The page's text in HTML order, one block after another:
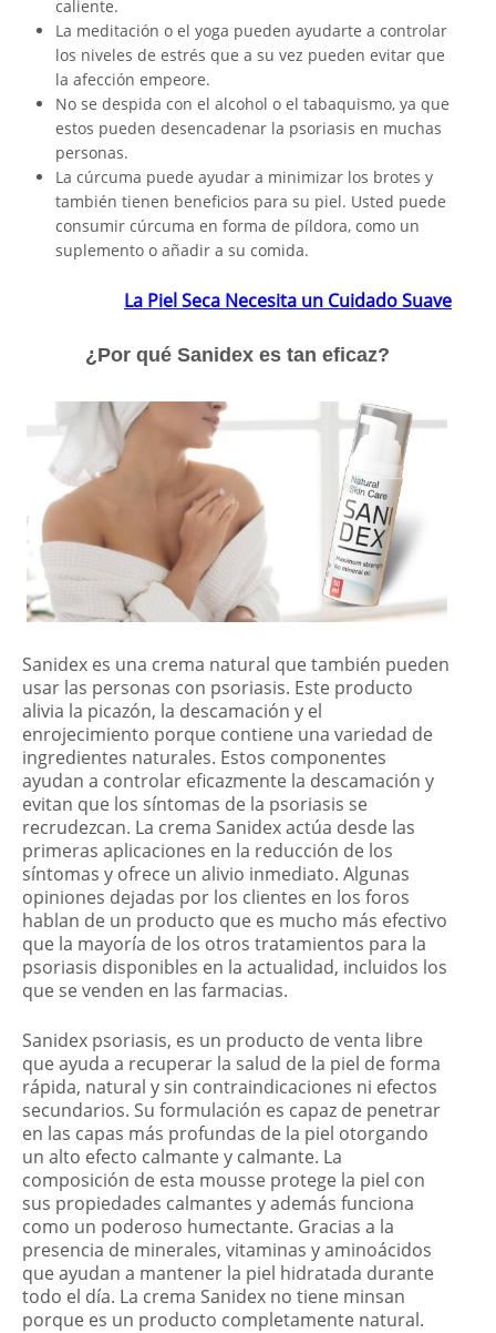
caliente.
La meditación o el yoga pueden ayudarte a controlar
los niveles de estrés que a su vez pueden evitar que
la afección empeore.
No se despida con el alcohol o el tabaquismo, ya que
estos pueden desencadenar la psoriasis en muchas
personas.
La cúrcuma puede ayudar a minimizar los brotes y
también tienen beneficios para su piel. Usted puede
consumir cúrcuma en forma de píldora, como un
suplemento o añadir a su comida.
La Piel Seca Necesita un Cuidado Suave
¿Por qué Sanidex es tan eficaz?
Sanidex es una crema natural que también pueden
usar las personas con psoriasis. Este producto
alivia la picazón, la descamación y el
enrojecimiento porque contiene una variedad de
ingredientes naturales. Estos componentes
ayudan a controlar eficazmente la descamación y
evitan que los síntomas de la psoriasis se
recrudezcan. La crema Sanidex actúa desde las
primeras aplicaciones en la reducción de los
síntomas y ofrece un alivio inmediato. Algunas
opiniones dejadas por los clientes en los foros
hablan de un producto que es mucho más efectivo
que la mayoría de los otros tratamientos para la
psoriasis disponibles en la actualidad, incluidos los
que se venden en las farmacias.
Sanidex psoriasis, es un producto de venta libre
que ayuda a recuperar la salud de la piel de forma
rápida, natural y sin contraindicaciones ni efectos
secundarios. Su formulación es capaz de penetrar
en las capas más profundas de la piel otorgando
un alto efecto calmante y calmante. La
composición de esta mousse protege la piel con
sus propiedades calmantes y además funciona
como un poderoso humectante. Gracias a la
presencia de minerales, vitaminas y aminoácidos
que ayudan a mantener la piel hidratada durante
todo el día. La crema Sanidex no tiene minsan
porque es un producto completamente natural.